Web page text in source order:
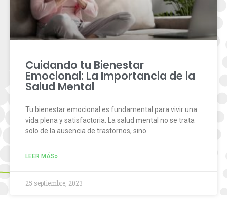
Cuidando tu Bienestar
Emocional: La Importancia de la
Salud Mental
Tu bienestar emocional es fundamental para vivir una
vida plena y satisfactoria. La salud mental no se trata
solo de la ausencia de trastornos, sino
LEER MÁS»
25 septiembre, 2023